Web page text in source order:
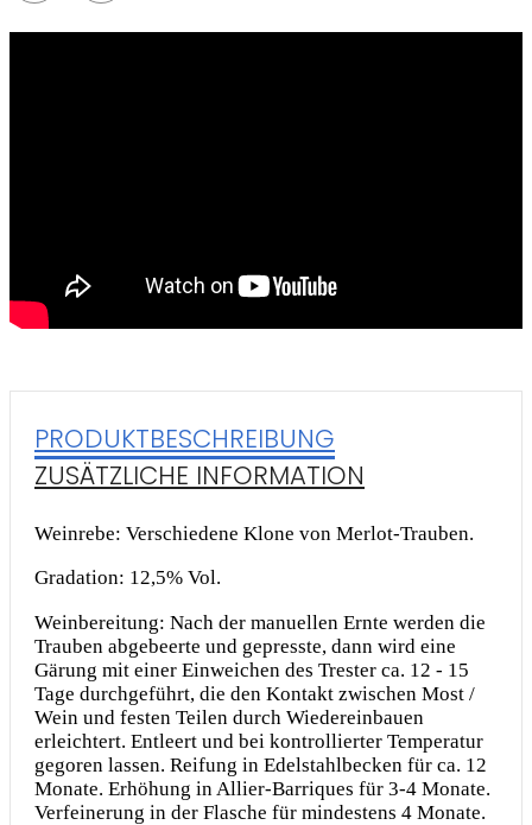
PRODUKTBESCHREIBUNG
ZUSÄTZLICHE INFORMATION
Weinrebe: Verschiedene Klone von Merlot-Trauben.
Gradation: 12,5% Vol.
Weinbereitung: Nach der manuellen Ernte werden die
Trauben abgebeerte und gepresste, dann wird eine
Gärung mit einer Einweichen des Trester ca. 12 - 15
Tage durchgeführt, die den Kontakt zwischen Most /
Wein und festen Teilen durch Wiedereinbauen
erleichtert. Entleert und bei kontrollierter Temperatur
gegoren lassen. Reifung in Edelstahlbecken für ca. 12
Monate. Erhöhung in Allier-Barriques für 3-4 Monate.
Verfeinerung in der Flasche für mindestens 4 Monate.